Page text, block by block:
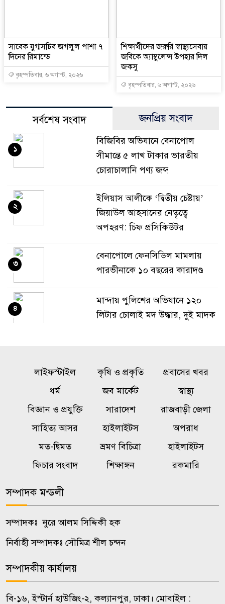
সাবেক যুগ্মসচিব জগলুল পাশা ৭
দিনের রিমান্ডে
বৃহস্পতিবার, ৬ অগাস্ট, ২০২৬
শিক্ষার্থীদের জরুরি স্বাস্থ্যসেবায়
জবিকে অ্যাম্বুলেন্স উপহার দিল
জকসু
বৃহস্পতিবার, ৬ অগাস্ট, ২০২৬
সর্বশেষ সংবাদ জনপ্রিয় সংবাদ
বিজিবির অভিযানে বেনাপোল
সীমান্তে ৫ লাখ টাকার ভারতীয়
চোরাচালানি পণ্য জব্দ
১
ইলিয়াস আলীকে ‘দ্বিতীয় চেষ্টায়’
জিয়াউল আহসানের নেতৃত্বে
অপহরণ: চিফ প্রসিকিউটর
২
বেনাপোলে ফেনসিডিল মামলায়
পারভীনাকে ১০ বছরের কারাদণ্ড
৩
মান্দায় পুলিশের অভিযানে ১২০
লিটার চোলাই মদ উদ্ধার, দুই মাদক
৪
জামায়াত নেতা বহিষ্কার
১০ তলা থেকে পড়ে গর্ভবতী নারীর
মৃত্যু, অলৌকিকভাবে বেঁচে গেল
অনাগত শিশু!
রাষ্ট্রবিরোধী গোপন তৎপরতায়
অস্ট্রেলিয়ার সাথে বাণিজ্য, বিনিয়োগ
গুরুত্বারোপ
৮
৯
লাইফস্টাইল কৃষি ও প্রকৃতি
প্রবাসের খবর
ধর্ম
জব মার্কেট
স্বাস্থ্য
বিজ্ঞান ও প্রযুক্তি
সারাদেশ
রাজবাড়ী জেলা
সাহিত্য আসর
হাইলাইটস
অপরাধ
মত-দ্বিমত
ভ্রমণ বিচিত্রা
হাইলাইটস
ফিচার সংবাদ
শিক্ষাঙ্গন রকমারি
সম্পাদক মন্ডলী
সম্পাদকঃ নুরে আলম সিদ্দিকী হক
নির্বাহী সম্পাদকঃ সৌমিত্র শীল চন্দন
সম্পাদকীয় কার্যালয়
বি-১৬, ইস্টার্ন হাউজিং-২, কল্যানপুর, ঢাকা। মোবাইল :